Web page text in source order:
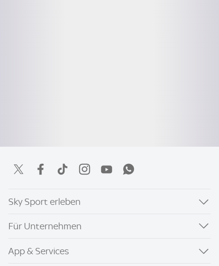
Sky Sport erleben
Für Unternehmen
App & Services